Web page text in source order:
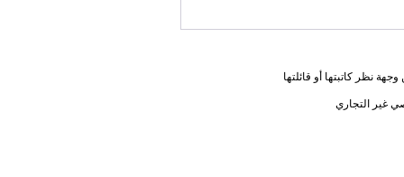
نظر كاتبتها أو قائلتها
غير التجاري